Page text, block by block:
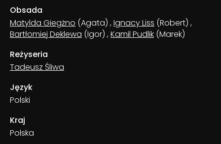
Obsada
Matylda Giegżno (Agata) ,Ignacy Liss (Robert) ,
Bartłomiej Deklewa (Igor) ,Kamil Pudlik (Marek)
Reżyseria
Tadeusz Śliwa
Język
Polski
Kraj
Polska